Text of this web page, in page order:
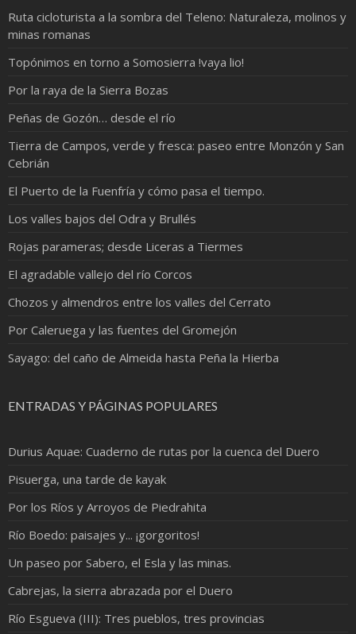
Ruta cicloturista a la sombra del Teleno: Naturaleza, molinos y
minas romanas
Topónimos en torno a Somosierra !vaya lio!
Por la raya de la Sierra Bozas
Peñas de Gozón… desde el río
Tierra de Campos, verde y fresca: paseo entre Monzón y San
Cebrián
El Puerto de la Fuenfría y cómo pasa el tiempo.
Los valles bajos del Odra y Brullés
Rojas parameras; desde Liceras a Tiermes
El agradable vallejo del río Corcos
Chozos y almendros entre los valles del Cerrato
Por Caleruega y las fuentes del Gromejón
Sayago: del caño de Almeida hasta Peña la Hierba
ENTRADAS Y PÁGINAS POPULARES
Durius Aquae: Cuaderno de rutas por la cuenca del Duero
Pisuerga, una tarde de kayak
Por los Ríos y Arroyos de Piedrahita
Río Boedo: paisajes y... ¡gorgoritos!
Un paseo por Sabero, el Esla y las minas.
Cabrejas, la sierra abrazada por el Duero
Río Esgueva (III): Tres pueblos, tres provincias